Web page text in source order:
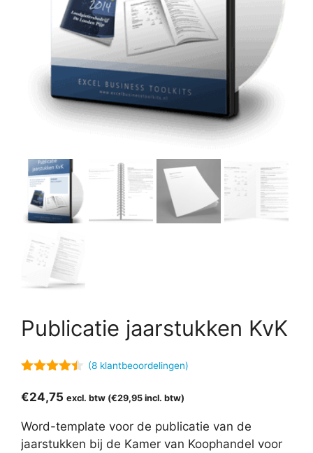
Publicatie jaarstukken KvK
5
(8klantbeoordelingen)
€24,75 excl. btw (€29,95 incl. btw)
Word-template voor de publicatie van de
jaarstukken bij de Kamer van Koophandel voor